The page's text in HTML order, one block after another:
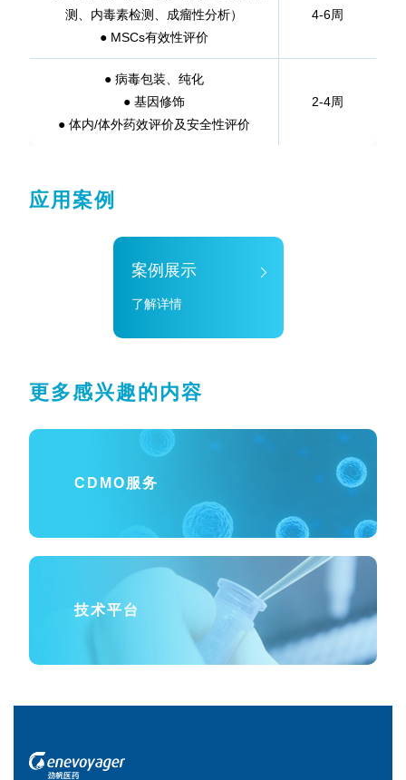
测、内毒素检测、成瘤性分析）
● MSCs有效性评价
4-6周
● 病毒包装、纯化
● 基因修饰
● 体内/体外药效评价及安全性评价
2-4周
应用案例
案例展示
了解详情
更多感兴趣的内容
CDMO服务
技术平台